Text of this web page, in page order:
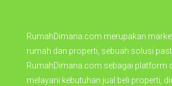
RumahDimana.com merupakan
rumah dan properti, sebuah solusi
RumahDimana.com sebagai platform
melayani kebutuhan jual beli properti,